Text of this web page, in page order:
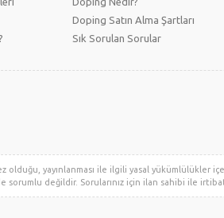
Doping Satın Alma Şartları
Sık Sorulan Sorular
yayınlanması ile ilgili yasal yükümlülükler
sorumlu değildir. Sorularınız için ilan sahibi ile